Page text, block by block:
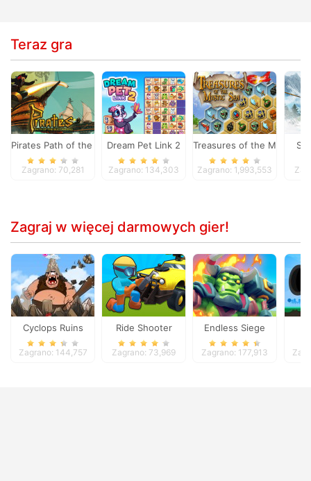
Teraz gra
Pirates Path of the Buccaneer
Zagrano: 70,281
Dream Pet Link 2
Zagrano: 134,303
Treasures of the Mystic
Zagrano: 1,993,553
Zagraj w więcej darmowych gier!
Cyclops Ruins
Zagrano: 144,757
Ride Shooter
Zagrano: 73,969
Endless Siege
Zagrano: 177,913